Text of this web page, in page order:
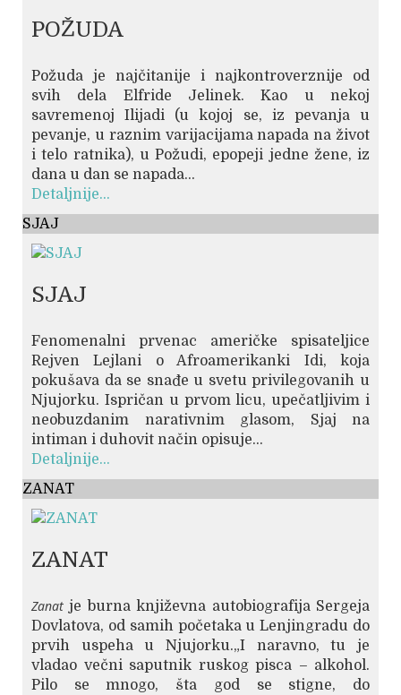
POŽUDA
Požuda je najčitanije i najkontroverznije od
svih dela Elfride Jelinek. Kao u nekoj
savremenoj Ilijadi (u kojoj se, iz pevanja u
pevanje, u raznim varijacijama napada na život
i telo ratnika), u Požudi, epopeji jedne žene, iz
dana u dan se napada...
Detaljnije...
SJAJ
SJAJ
Fenomenalni prvenac američke spisateljice
Rejven Lejlani o Afroamerikanki Idi, koja
pokušava da se snađe u svetu privilegovanih u
Njujorku. Ispričan u prvom licu, upečatljivim i
neobuzdanim narativnim glasom, Sjaj na
intiman i duhovit način opisuje...
Detaljnije...
ZANAT
ZANAT
Zanat je burna književna autobiografija Sergeja
Dovlatova, od samih početaka u Lenjingradu do
prvih uspeha u Njujorku.„I naravno, tu je
vladao večni saputnik ruskog pisca – alkohol.
Pilo se mnogo, šta god se stigne, do